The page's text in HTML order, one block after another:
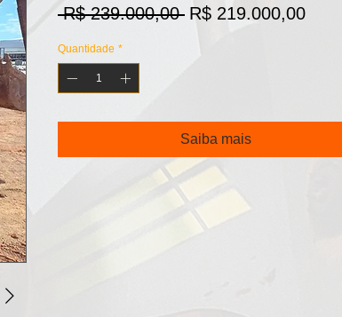
R$ 239.000,00 Preço
R$ 219.000,00Preço
Quantidade *
Saiba mais